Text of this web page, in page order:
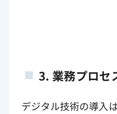
3. 業務プロセ
デジタル技術の導入